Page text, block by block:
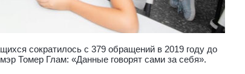
сократилось с 379 обращений в 2019 году до
Томер Глам: «Данные говорят сами за себя».